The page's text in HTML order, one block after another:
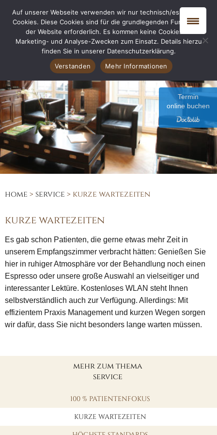
Termin
online buchen
home > service > kurze wartezeiten
kurze wartezeiten
Es gab schon Patienten, die gerne etwas mehr Zeit in
unserem Empfangszimmer verbracht hätten: Genießen Sie
hier in ruhiger Atmosphäre vor der Behandlung noch einen
Espresso oder unsere große Auswahl an vielseitiger und
interessanter Lektüre. Kostenloses WLAN steht Ihnen
selbstverständlich auch zur Verfügung. Allerdings: Mit
effizientem Praxis Management und kurzen Wegen sorgen
wir dafür, dass Sie nicht besonders lange warten müssen.
mehr zum thema
service
100 % PATIENTENFOKUS
KURZE WARTEZEITEN
Auf unserer Webseite verwenden wir nur technisch/essentielle
Cookies. Diese Cookies sind für die grundlegenden Funktionen
der Website erforderlich. Es kommen keine Cookies zu
Marketing- und Analyse-Zwecken zum Einsatz. Details hierzu
finden Sie in unserer Datenschutzerklärung.
Verstanden
Mehr Informationen